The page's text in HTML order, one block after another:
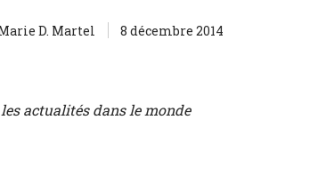
D. Martel 8 décembre 2014
actualités dans le monde